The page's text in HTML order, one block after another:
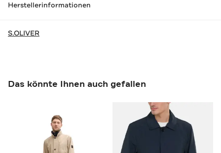
Herstellerinformationen
S.OLIVER
Das könnte Ihnen auch gefallen